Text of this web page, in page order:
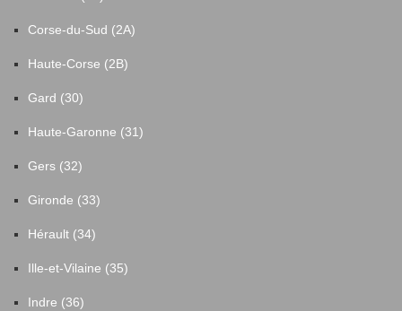
Corse-du-Sud (2A)
Haute-Corse (2B)
Gard (30)
Haute-Garonne (31)
Gers (32)
Gironde (33)
Hérault (34)
Ille-et-Vilaine (35)
Indre (36)